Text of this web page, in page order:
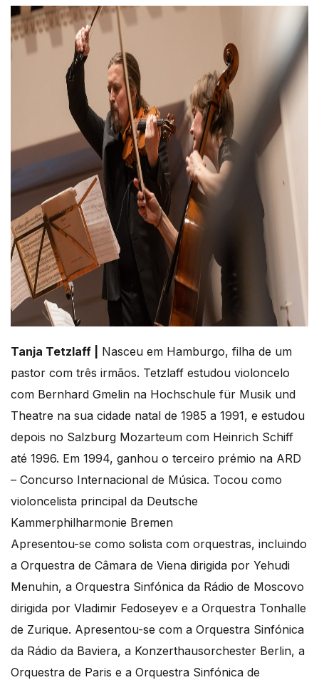
Tanja Tetzlaff |
Nasceu em Hamburgo, filha de um
pastor com três irmãos. Tetzlaff estudou violoncelo
com Bernhard Gmelin na Hochschule für Musik und
Theatre na sua cidade natal de 1985 a 1991, e estudou
depois no Salzburg Mozarteum com Heinrich Schiff
até 1996. Em 1994, ganhou o terceiro prémio na ARD
– Concurso Internacional de Música. Tocou como
violoncelista principal da Deutsche
Kammerphilharmonie Bremen
Apresentou-se como solista com orquestras, incluindo
a Orquestra de Câmara de Viena dirigida por Yehudi
Menuhin, a Orquestra Sinfónica da Rádio de Moscovo
dirigida por Vladimir Fedoseyev e a Orquestra Tonhalle
de Zurique. Apresentou-se com a Orquestra Sinfónica
da Rádio da Baviera, a Konzerthausorchester Berlin, a
Orquestra de Paris e a Orquestra Sinfónica de